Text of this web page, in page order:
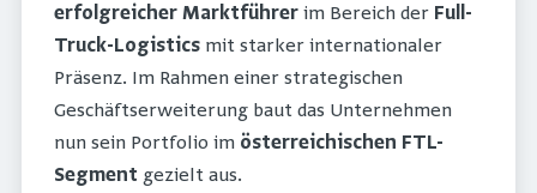
erfolgreicher Marktführer im Bereich der Full-
Truck-Logistics mit starker internationaler
Präsenz. Im Rahmen einer strategischen
Geschäftserweiterung baut das Unternehmen
nun sein Portfolio im österreichischen FTL-
Segment gezielt aus.